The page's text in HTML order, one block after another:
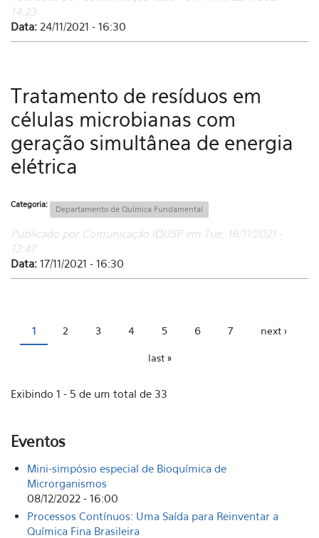
14:23
Data: 24/11/2021 - 16:30
Tratamento de resíduos em
células microbianas com
geração simultânea de energia
elétrica
Categoria: Departamento de Química Fundamental
Publicado por Comunicação IQUSP em Tue, 16/11/2021 -
12:47
Data: 17/11/2021 - 16:30
Pages
1 2 3 4 5 6 7 next ›
last »
Exibindo 1 - 5 de um total de 33
Eventos
Mini-simpósio especial de Bioquímica de
Microrganismos
08/12/2022 - 16:00
Processos Contínuos: Uma Saída para Reinventar a
Química Fina Brasileira